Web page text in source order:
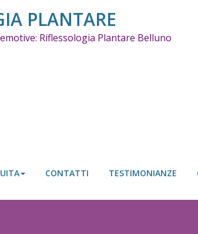
PLANTARE
Riflessologia Plantare Belluno
CONTATTI TESTIMONIANZE